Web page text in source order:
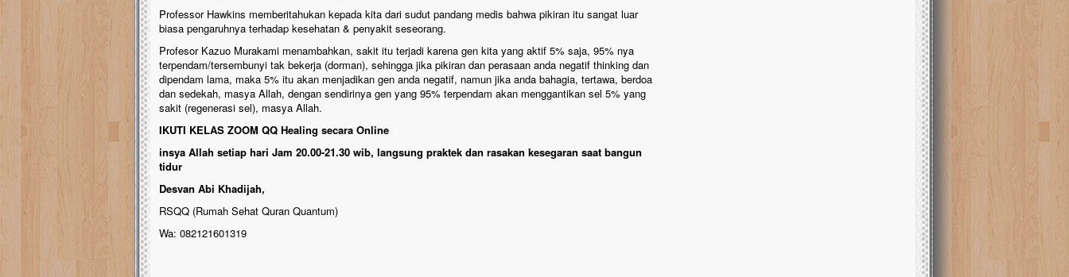
Professor Hawkins memberitahukan kepada kita dari sudut pandang medis bahwa pikiran itu sangat luar
biasa pengaruhnya terhadap kesehatan & penyakit seseorang.
Profesor Kazuo Murakami menambahkan, sakit itu terjadi karena gen kita yang aktif 5% saja, 95% nya
terpendam/tersembunyi tak bekerja (dorman), sehingga jika pikiran dan perasaan anda negatif thinking dan
dipendam lama, maka 5% itu akan menjadikan gen anda negatif, namun jika anda bahagia, tertawa, berdoa
dan sedekah, masya Allah, dengan sendirinya gen yang 95% terpendam akan menggantikan sel 5% yang
sakit (regenerasi sel), masya Allah.
IKUTI KELAS ZOOM QQ Healing secara Online
insya Allah setiap hari Jam 20.00-21.30 wib, langsung praktek dan rasakan kesegaran saat bangun
tidur
Desvan Abi Khadijah,
RSQQ (Rumah Sehat Quran Quantum)
Wa: 082121601319